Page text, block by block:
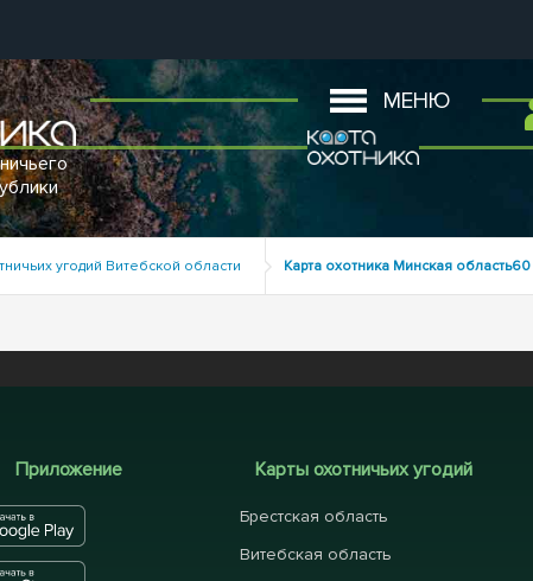
МЕНЮ
угодий Витебской области Карта охотника Минская область60
Приложение Карты охотничьих угодий
Брестская область
Витебская область